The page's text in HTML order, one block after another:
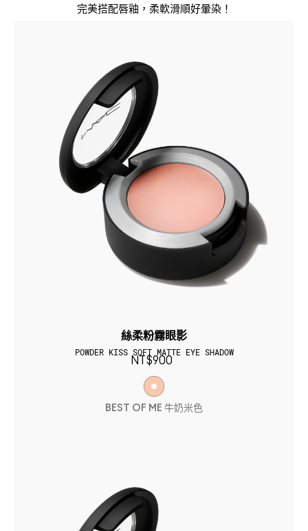
完美搭配唇釉，柔軟滑順好暈染！
絲柔粉霧眼影
POWDER KISS SOFT MATTE EYE SHADOW
NT$900
BEST OF ME 牛奶米色